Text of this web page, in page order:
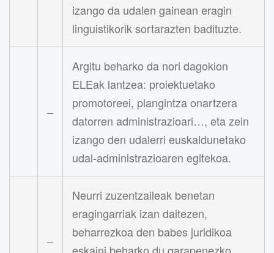
izango da udalen gainean eragin
linguistikorik sortarazten badituzte.
–
Argitu beharko da nori dagokion
ELEak lantzea: proiektuetako
promotoreei, plangintza onartzera
datorren administrazioari…, eta zein
izango den udalerri euskaldunetako
udal-administrazioaren egitekoa.
–
Neurri zuzentzaileak benetan
eragingarriak izan daitezen,
beharrezkoa den babes juridikoa
eskaini beharko du garapenezko